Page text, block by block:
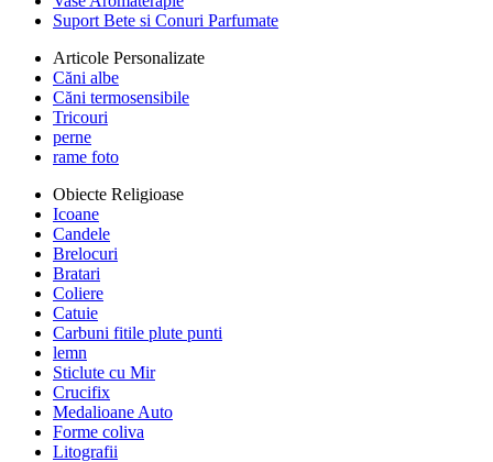
Suport Bete si Conuri Parfumate
Articole Personalizate
Căni albe
Căni termosensibile
Tricouri
perne
rame foto
Obiecte Religioase
Icoane
Candele
Brelocuri
Bratari
Coliere
Catuie
Carbuni fitile plute punti
lemn
Sticlute cu Mir
Crucifix
Medalioane Auto
Forme coliva
Litografii